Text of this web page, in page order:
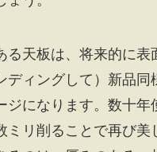
る天板は、将来的に表
ディングして）新品同
ジになります。数十年
ミリ削ることで再び美